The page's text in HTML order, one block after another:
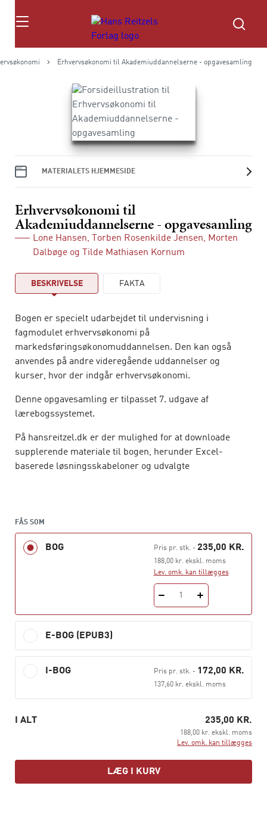
Søg
Erhvervsøkonomi til Akademiuddannelserne - opgavesamling
MATERIALETS HJEMMESIDE
Erhvervsøkonomi til
Akademiuddannelserne - opgavesamling
Lone Hansen, Torben Rosenkilde Jensen, Morten
Dalbøge og Tilde Mathiasen Kornum
BESKRIVELSE FAKTA
Bogen er specielt udarbejdet til undervisning i
fagmodulet erhvervsøkonomi på
markedsføringsøkonomuddannelsen. Den kan også
anvendes på andre videregående uddannelser og
kurser, hvor der indgår erhvervsøkonomi.
Denne opgavesamling er tilpasset 7. udgave af
lærebogssystemet.
På hansreitzel.dk er der mulighed for at downloade
supplerende materiale til bogen, herunder Excel-
baserede løsningsskabeloner og udvalgte
FÅS SOM
BOG Pris pr. stk.- 235,00 KR.
188,00 kr. ekskl. moms
Lev. omk. kan tillægges
1
E-BOG (EPUB3)
I-BOG Pris pr. stk.- 172,00 KR.
137,60 kr. ekskl. moms
I ALT 235,00 KR.
188,00 kr. ekskl. moms
Lev. omk. kan tillægges
LÆG I KURV